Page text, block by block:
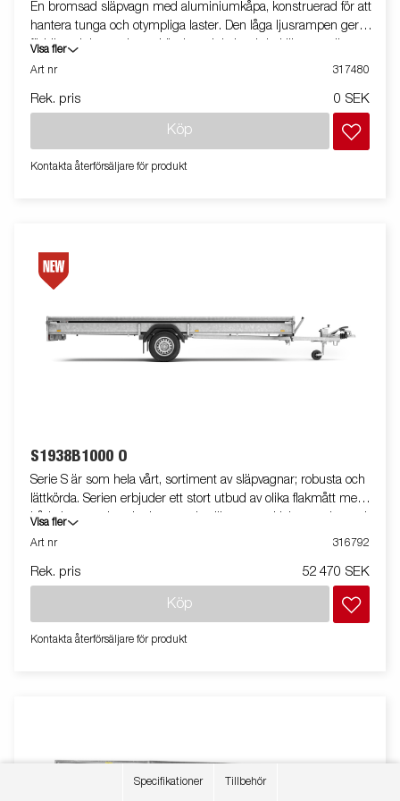
Specifikationer Tillbehör
En bromsad släpvagn med aluminiumkåpa, konstruerad för att
hantera tunga och otympliga laster. Den låga ljusrampen ger
förbättrad tipp- och uppkörningsvinkel, och baklämmen är
klädd med lågfriktionsmaterial för enklare hantering. Vagnen
backljus. Totalvikt: 1240 kg. Vagnen på bilden kan vara
Visa fler
Art nr
317480
Rek. pris 0 SEK
Köp
Kontakta återförsäljare för produkt
S1938B1000 O
Serie S är som hela vårt, sortiment av släpvagnar; robusta och
lättkörda. Serien erbjuder ett stort utbud av olika flakmått med
både bromsade och obromsade släpvagnar. Helsvetsade med
varmförzinkat chassi, allt för att tåla tuff användning.
släp i serien kan eller har utrustats med tippfunktion. Vagnen
Visa fler
Art nr
316792
Rek. pris 52 470 SEK
Köp
Kontakta återförsäljare för produkt